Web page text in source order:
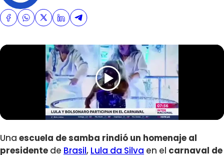
Una escuela de samba rindió un homenaje al
presidente de Brasil, Lula da Silva en el carnaval de